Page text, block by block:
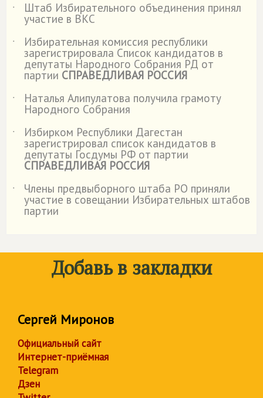
˙ Штаб Избирательного объединения принял
участие в ВКС
˙
Избирательная комиссия республики
зарегистрировала Список кандидатов в
депутаты Народного Собрания РД от
партии СПРАВЕДЛИВАЯ РОССИЯ
˙
Наталья Алипулатова получила грамоту
Народного Собрания
˙
Избирком Республики Дагестан
зарегистрировал список кандидатов в
депутаты Госдумы РФ от партии
СПРАВЕДЛИВАЯ РОССИЯ
˙
Члены предвыборного штаба РО приняли
участие в совещании Избирательных штабов
партии
Добавь в закладки
Сергей Миронов
Официальный сайт
Интернет-приёмная
Telegram
Дзен